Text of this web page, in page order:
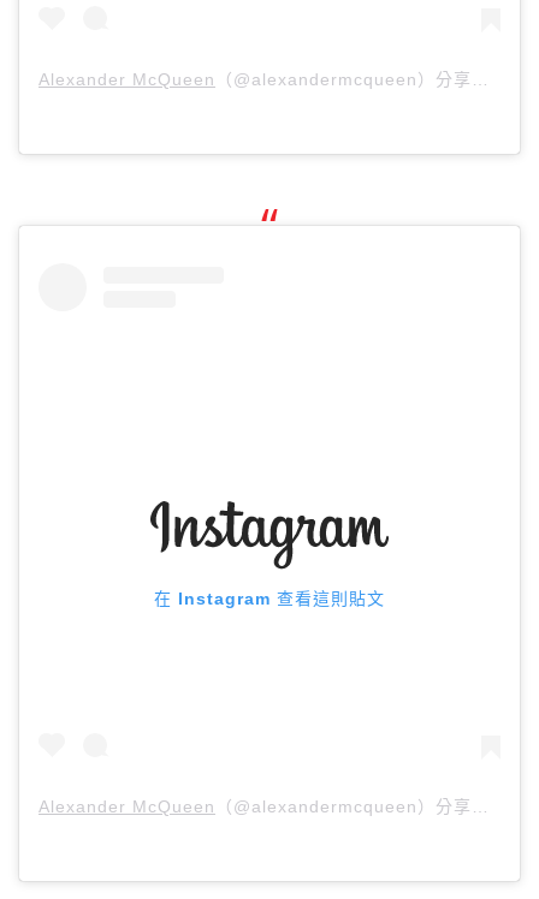
Alexander McQueen （@alexandermcqueen）分享的貼文 於
在 Instagram 查看這則貼文
Alexander McQueen （@alexandermcqueen）分享的貼文 於